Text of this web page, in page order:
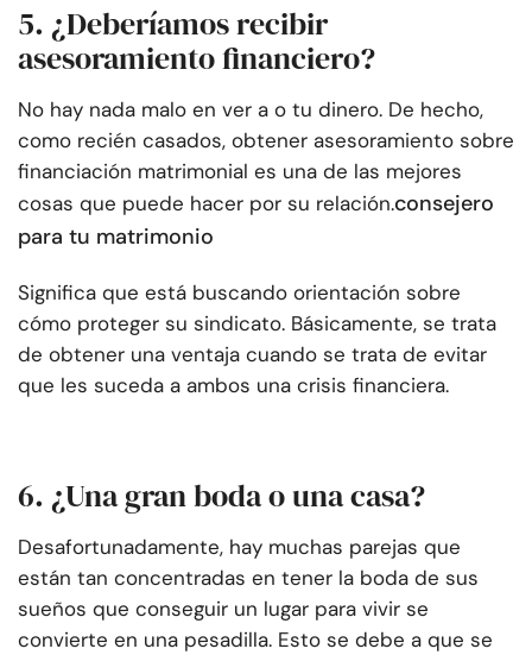
5. ¿Deberíamos recibir
asesoramiento financiero?
No hay nada malo en ver a o tu dinero. De hecho,
como recién casados, obtener asesoramiento sobre
financiación matrimonial es una de las mejores
cosas que puede hacer por su relación.consejero
para tu matrimonio
Significa que está buscando orientación sobre
cómo proteger su sindicato. Básicamente, se trata
de obtener una ventaja cuando se trata de evitar
que les suceda a ambos una crisis financiera.
6. ¿Una gran boda o una casa?
Desafortunadamente, hay muchas parejas que
están tan concentradas en tener la boda de sus
sueños que conseguir un lugar para vivir se
convierte en una pesadilla. Esto se debe a que se